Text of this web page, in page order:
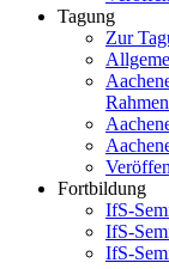
Tagung
Zur
Fortbildung
IfS-
IfS-
IfS-